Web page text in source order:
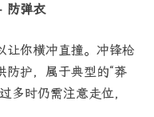
防弹衣
让你横冲直撞。冲锋枪
防护，属于典型的“莽
多时仍需注意走位，